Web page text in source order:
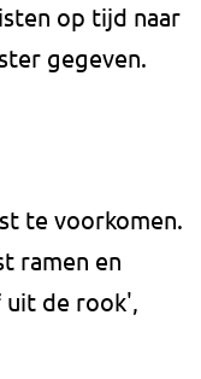
op tijd naar
gegeven.
te voorkomen.
ramen en
uit de rook',